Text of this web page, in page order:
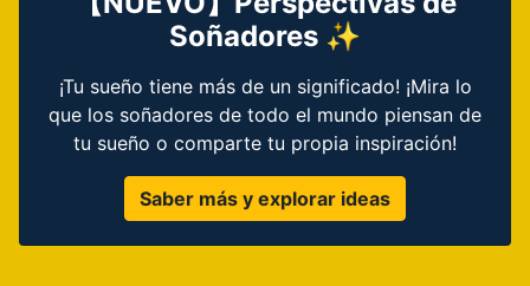
Soñadores ✨
¡Tu sueño tiene más de un significado! ¡Mira lo
que los soñadores de todo el mundo piensan de
tu sueño o comparte tu propia inspiración!
Saber más y explorar ideas